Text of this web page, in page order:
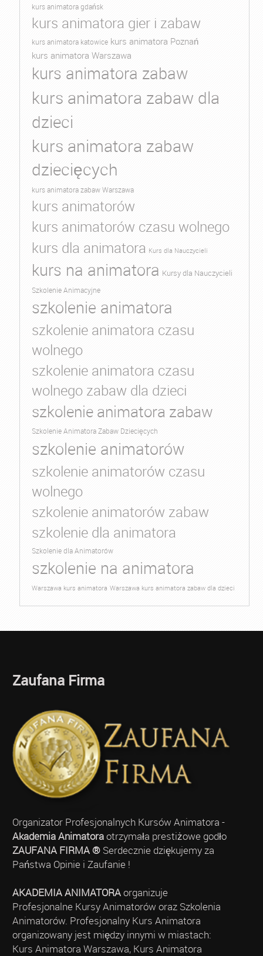
kurs animatora gdańsk
kurs animatora gier i zabaw
kurs animatora katowice kurs animatora Poznań
kurs animatora Warszawa
kurs animatora zabaw
kurs animatora zabaw dla
dzieci
kurs animatora zabaw
dziecięcych
kurs animatora zabaw Warszawa
kurs animatorów
kurs animatorów czasu wolnego
kurs dla animatora Kurs dla Nauczycieli
kurs na animatora Kursy dla Nauczycieli
Szkolenie Animacyjne
szkolenie animatora
szkolenie animatora czasu
wolnego
szkolenie animatora czasu
wolnego zabaw dla dzieci
szkolenie animatora zabaw
Szkolenie Animatora Zabaw Dziecięcych
szkolenie animatorów
szkolenie animatorów czasu
wolnego
szkolenie animatorów zabaw
szkolenie dla animatora
Szkolenie dla Animatorów
szkolenie na animatora
Warszawa kurs animatora Warszawa kurs animatora zabaw dla dzieci
Zaufana Firma
Organizator Profesjonalnych Kursów Animatora -
Akademia Animatoraotrzymała prestiżowe godło
ZAUFANA FIRMA ®Serdecznie dziękujemy za
Państwa Opinie i Zaufanie !
AKADEMIA ANIMATORAorganizuje
Profesjonalne Kursy Animatorów oraz Szkolenia
Animatorów. Profesjonalny Kurs Animatora
organizowany jest między innymi w miastach:
Kurs Animatora Warszawa, Kurs Animatora